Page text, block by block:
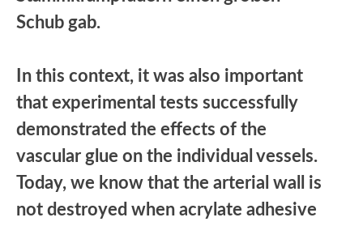
Schub gab.
In this context, it was also important
that experimental tests successfully
demonstrated the effects of the
vascular glue on the individual vessels.
Today, we know that the arterial wall is
not destroyed when acrylate adhesive